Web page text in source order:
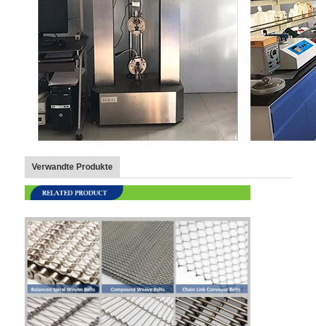
Edelstahlmaschengurt
Spiraldrahtgeflecht
Hochtemperatur-Maschendraht
Nahrung Mesh Belt
Wabenförderband
Förderkette-Platte
Foto-voltaischer SolarMesh Belt
Kette Mesh Belt
Gewundener Gefrierschrank-Gurt
Oven Conveyor Belt
Verwandte Produkte